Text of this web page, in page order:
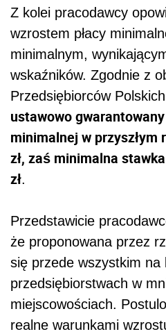
Z kolei pracodawcy
wzrostem płacy
minimalnym,
wskaźników. Zgodnie z
Przedsiębiorców
ustawowo
minimalnej w przyszłym
zł, zaś minimalna
zł.
Przedstawicie
że proponowana przez
się przede wszystkim na
przedsiębiorstwach w
miejscowościach.
realne warunkami